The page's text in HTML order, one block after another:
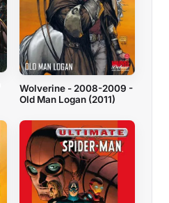
Wolverine - 2008-2009 -
Old Man Logan (2011)